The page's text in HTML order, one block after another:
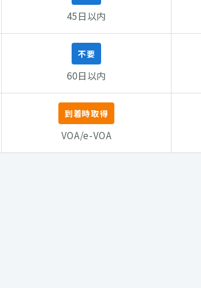
45日以内
不要
60日以内
到着時取得
VOA/e-VOA